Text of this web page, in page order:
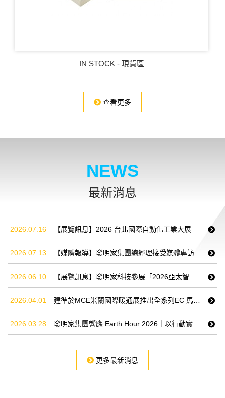
IN STOCK - 現貨區
查看更多
NEWS
最新消息
2026.07.16 【展覽訊息】2026 台北國際自動化工業大展
2026.07.13 【媒體報導】發明家集團總經理接受媒體專訪
2026.06.10 【展覽訊息】發明家科技參展「2026亞太智慧商業物流展」
2026.04.01 建準於MCE米蘭國際暖通展推出全系列EC 馬達及相關通風散熱產品，站穩AI基礎建設市場
2026.03.28 發明家集團響應 Earth Hour 2026｜以行動實踐ESG 永續承諾
更多最新消息